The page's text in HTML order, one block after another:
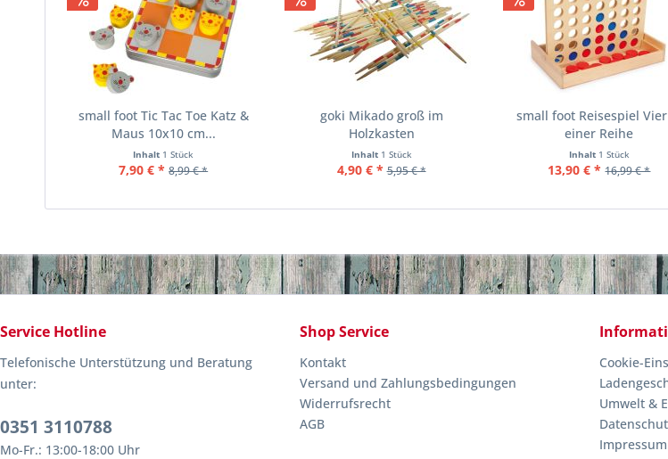
small foot Tic Tac Toe Katz &
Maus 10x10 cm...
Inhalt 1 Stück
7,90 € * 8,99 € *
goki Mikado groß im
Holzkasten
Inhalt 1 Stück
4,90 € * 5,95 € *
small foot Reisespiel
einer Reihe
Inhalt 1 Stück
13,90 € * 16,99 € *
Service Hotline
Telefonische Unterstützung und Beratung
unter:
0351 3110788
Mo-Fr.: 13:00-18:00 Uhr
Shop Service
Kontakt
Versand und Zahlungsbedingungen
Widerrufsrecht
AGB
Cookie-
Umwelt &
Impressum